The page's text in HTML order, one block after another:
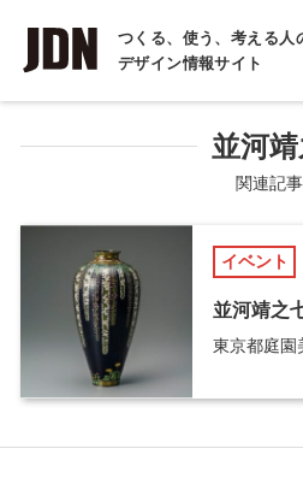
つくる、使う、考える人
デザイン情報サイト
INTERVIEW
インタビュー
COLUMN
コラム
並河靖
関連記事
イベント
並河靖之
東京都庭園